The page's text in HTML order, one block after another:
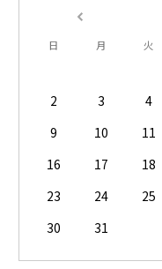
日 月 火
2
3 4
9
10 11
16
17 18
23
24 25
30
31